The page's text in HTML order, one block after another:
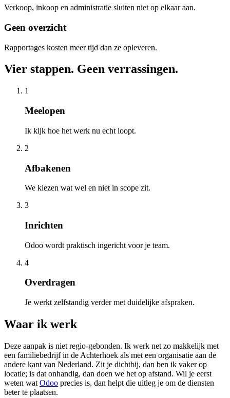
Verkoop, inkoop en administratie sluiten niet op elkaar aan.
Geen overzicht
Rapportages kosten meer tijd dan ze opleveren.
Vier stappen. Geen verrassingen.
1
Meelopen
Ik kijk hoe het werk nu echt loopt.
2
Afbakenen
We kiezen wat wel en niet in scope zit.
3
Inrichten
Odoo wordt praktisch ingericht voor je team.
4
Overdragen
Je werkt zelfstandig verder met duidelijke afspraken.
Waar ik werk
Deze aanpak is niet regio-gebonden. Ik werk net zo makkelijk met
een familiebedrijf in de Achterhoek als met een organisatie aan de
andere kant van Nederland. Zit je dichtbij, dan ben ik vaker op
locatie; is dat onhandig, dan doen we het op afstand. Wil je eerst
weten wat Odoo precies is, dan helpt die uitleg je om de diensten
beter te plaatsen.